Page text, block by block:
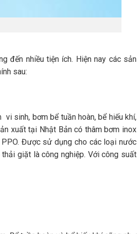
đến nhiều tiện ích. Hiện nay các sản
sau:
sinh, bơm bể tuần hoàn, bể hiếu khí,
xuất tại Nhật Bản có thâm bơm inox
Được sử dụng cho các loại nước
giặt là công nghiệp. Với công suất